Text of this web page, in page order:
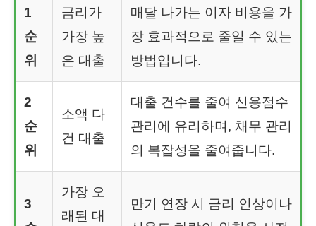
1
순
위
금리가
가장 높
은 대출
매달 나가는 이자 비용을 가
장 효과적으로 줄일 수 있는
방법입니다.
2
순
위
소액 다
건 대출
대출 건수를 줄여 신용점수
관리에 유리하며, 채무 관리
의 복잡성을 줄여줍니다.
3
가장 오
래된 대
만기 연장 시 금리 인상이나